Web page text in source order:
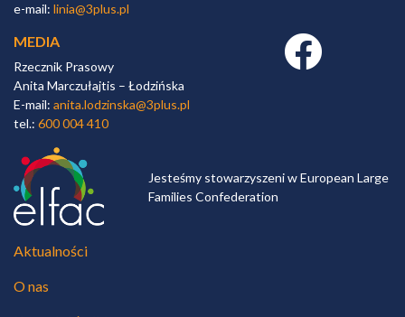
e-mail: linia@3plus.pl
MEDIA
Rzecznik Prasowy
Anita Marczułajtis – Łodzińska
E-mail: anita.lodzinska@3plus.pl
tel.: 600 004 410
Facebook link
Jesteśmy stowarzyszeni w European Large
Families Confederation
Aktualności
O nas